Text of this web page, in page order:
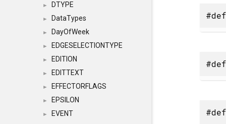
► DTYPE
► DataTypes
► DayOfWeek
► EDGESELECTIONTYPE
► EDITION
► EDITTEXT
► EFFECTORFLAGS
► EPSILON
►
EVENT